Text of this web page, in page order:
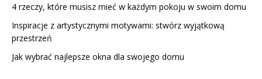
4 rzeczy, które musisz mieć w każdym pokoju w swoim domu
Inspiracje z artystycznymi motywami: stwórz wyjątkową
przestrzeń
Jak wybrać najlepsze okna dla swojego domu